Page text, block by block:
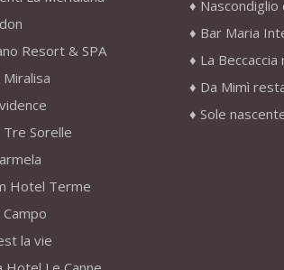
Resort & SPA
Sorelle
Hotel Terme
la vie
Nascondiglio
Bar Maria
La
Da Mimì
Sole